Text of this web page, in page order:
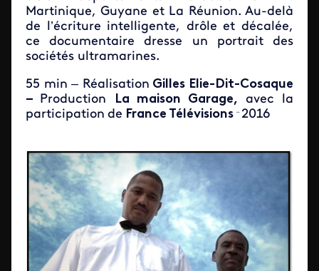
Martinique, Guyane et La Réunion. Au-delà
de l’écriture intelligente, drôle et décalée,
ce documentaire dresse un portrait des
sociétés ultramarines.
55 min – Réalisation Gilles Elie-Dit-Cosaque
–
Production La maison Garage, avec la
participation de France Télévisions ¨ 2016